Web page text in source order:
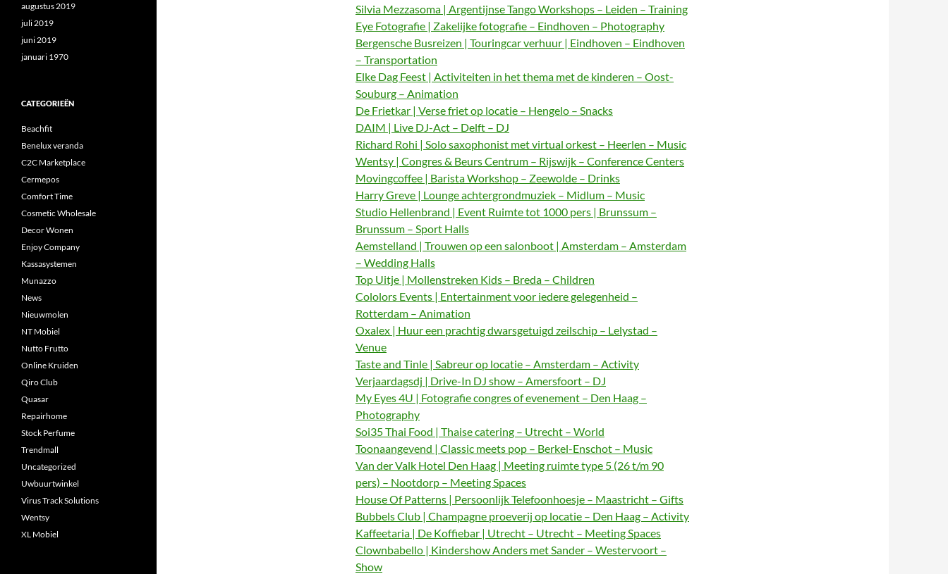
Silvia Mezzasoma | Argentijnse Tango Workshops – Leiden – Training
Eye Fotografie | Zakelijke fotografie – Eindhoven – Photography
Bergensche Busreizen | Touringcar verhuur | Eindhoven – Eindhoven
– Transportation
Elke Dag Feest | Activiteiten in het thema met de kinderen – Oost-
Souburg – Animation
De Frietkar | Verse friet op locatie – Hengelo – Snacks
DAIM | Live DJ-Act – Delft – DJ
Richard Rohi | Solo saxophonist met virtual orkest – Heerlen – Music
Wentsy | Congres & Beurs Centrum – Rijswijk – Conference Centers
Movingcoffee | Barista Workshop – Zeewolde – Drinks
Harry Greve | Lounge achtergrondmuziek – Midlum – Music
Studio Hellenbrand | Event Ruimte tot 1000 pers | Brunssum –
Brunssum – Sport Halls
Aemstelland | Trouwen op een salonboot | Amsterdam – Amsterdam
– Wedding Halls
Top Uitje | Mollenstreken Kids – Breda – Children
Cololors Events | Entertainment voor iedere gelegenheid –
Rotterdam – Animation
Oxalex | Huur een prachtig dwarsgetuigd zeilschip – Lelystad –
Venue
Taste and Tinle | Sabreur op locatie – Amsterdam – Activity
Verjaardagsdj | Drive-In DJ show – Amersfoort – DJ
My Eyes 4U | Fotografie congres of evenement – Den Haag –
Photography
Soi35 Thai Food | Thaise catering – Utrecht – World
Toonaangevend | Classic meets pop – Berkel-Enschot – Music
Van der Valk Hotel Den Haag | Meeting ruimte type 5 (26 t/m 90
pers) – Nootdorp – Meeting Spaces
House Of Patterns | Persoonlijk Telefoonhoesje – Maastricht – Gifts
Bubbels Club | Champagne proeverij op locatie – Den Haag – Activity
Kaffeetaria | De Koffiebar | Utrecht – Utrecht – Meeting Spaces
Clownbabello | Kindershow Anders met Sander – Westervoort –
Show
augustus 2019
juli 2019
juni 2019
januari 1970
CATEGORIEËN
Beachfit
Benelux veranda
C2C Marketplace
Cermepos
Comfort Time
Cosmetic Wholesale
Decor Wonen
Enjoy Company
Kassasystemen
Munazzo
News
Nieuwmolen
NT Mobiel
Nutto Frutto
Online Kruiden
Qiro Club
Quasar
Repairhome
Stock Perfume
Trendmall
Uncategorized
Uwbuurtwinkel
Virus Track Solutions
Wentsy
XL Mobiel